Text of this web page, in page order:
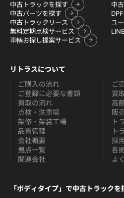
中古トラックを探す
中
中古パーツを探す
中古トラックリース
ユ
無料定期点検サービス
車輌お探し提案サービス
リトラスについて
ご購入の流れ
ご登録に必要な書類
買取の流れ
ご
買
高
点検・洗車場
架修・架装工場
品質管理
販
ト
ト
会社概要
拠点一覧
関連会社
採
各
よ
「ボディタイプ」で中古トラックを